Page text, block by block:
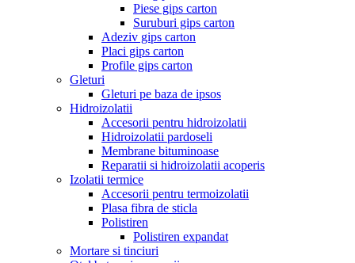
Piese gips carton
Suruburi gips carton
Adeziv gips carton
Placi gips carton
Profile gips carton
Gleturi
Gleturi pe baza de ipsos
Hidroizolatii
Accesorii pentru hidroizolatii
Hidroizolatii pardoseli
Membrane bituminoase
Reparatii si hidroizolatii acoperis
Izolatii termice
Accesorii pentru termoizolatii
Plasa fibra de sticla
Polistiren
Polistiren expandat
Mortare si tinciuri